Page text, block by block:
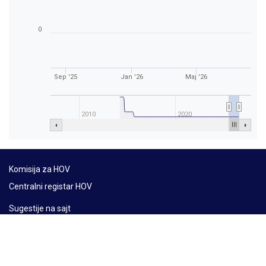
Sep '25 Jan '26 Maj '26
2010 2020
0
Komisija za HOV
Centralni registar HOV
Sugestije na sajt